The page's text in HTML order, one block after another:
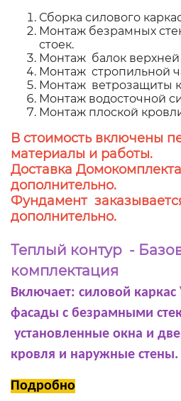
Сборка силового
Монтаж безрамных
стоек.
Монтаж балок верхней
Монтаж стропильной
Монтаж ветрозащиты
Монтаж водосточной
Монтаж плоской
В стоимость включены
материалы и работы.
Доставка
дополнительно.
Фундамент
дополнительно.
Теплый контур -
комплектация
Включает: силовой
фасады с безрамными
установленные окна и
кровля и наружные стены.
Подробно